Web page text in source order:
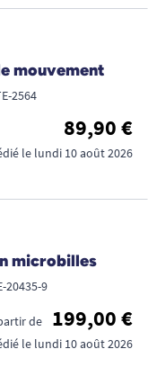
mouvement
2564
89,90 €
le lundi 10 août 2026
microbilles
20435-9
de 199,00 €
le lundi 10 août 2026